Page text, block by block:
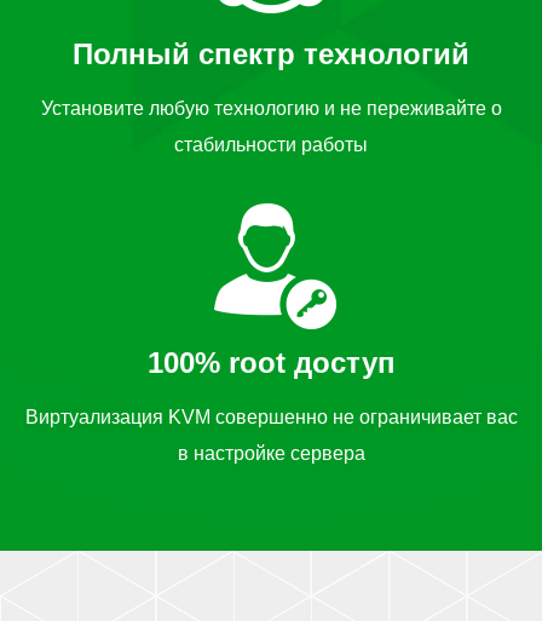
Полный спектр технологий
Установите любую технологию и не переживайте о
стабильности работы
100% root доступ
Виртуализация KVM совершенно не ограничивает вас
в настройке сервера